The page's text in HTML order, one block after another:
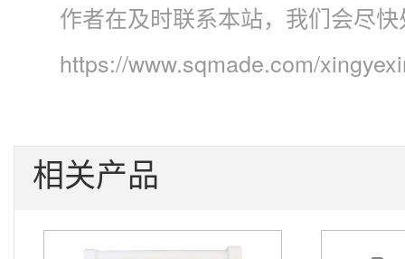
作者在及时联系本站，我们会尽
https://www.sqmade.com/
相关产品